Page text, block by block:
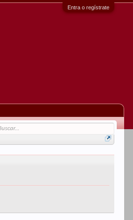
Entra o regístrate